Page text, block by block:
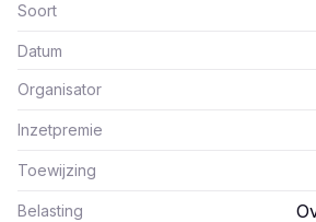
Soort
Datum
Organisator
Inzetpremie
Toewijzing
Belasting